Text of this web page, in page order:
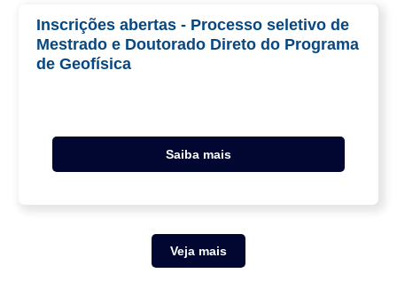
Inscrições abertas - Processo seletivo de
Mestrado e Doutorado Direto do Programa
de Geofísica
Saiba mais
Veja mais